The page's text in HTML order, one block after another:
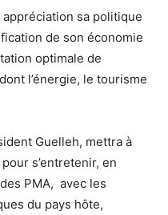
sa politique
de son économie
optimale de
l’énergie, le tourisme
Guelleh, mettra à
s’entretenir, en
PMA, avec les
du pays hôte,